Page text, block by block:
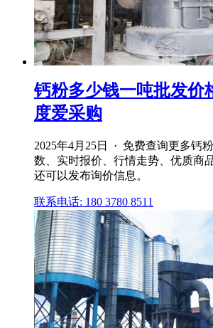
钙粉多少钱一吨批发价
度爱采购
2025年4月25日 · 免费查询更多钙
数、实时报价、行情走势、优质商
还可以发布询价信息。
联系电话: 180 3780 8511